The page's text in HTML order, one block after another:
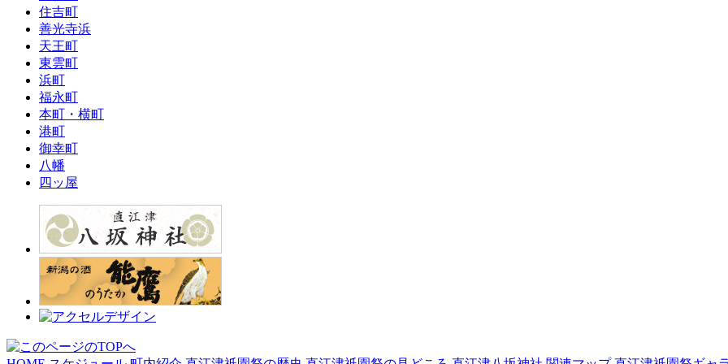
住吉町
善光寺浜
天王町
東雲町
浜町
福永町
本町・横町
港町
御幸町
八幡
四ッ屋